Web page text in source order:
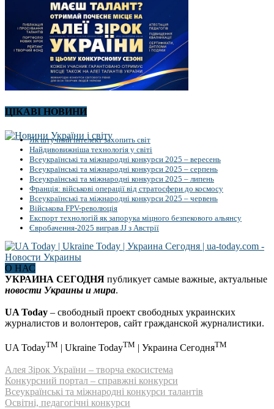
ЦІКАВІ НОВИНИ
Як штучний інтелект захопить світ
Найдивовижніша технологія у світі
Всеукраїнські та міжнародні конкурси 2025 – вересень
Всеукраїнські та міжнародні конкурси 2025 – серпень
Всеукраїнські та міжнародні конкурси 2025 – липень
Франція: військові операції від стратосфери до космосу
Всеукраїнські та міжнародні конкурси 2025 – червень
Військова FPV-революція
Експорт технологій як запорука міцного безпекового альянсу
Євробачення-2025 виграв JJ з Австрії
О НАС
УКРАИНА СЕГОДНЯ публикует самые важные, актуальные
новости Украины и мира.
UA Today – свободный проект свободных украинских
журналистов и волонтеров, сайт гражданской журналистики.
UA TodayTM | Ukraine TodayTM | Украина СегодняTM
Алея Зірок України – творча екосистема
Конкурсний портал – справжні конкурси
Всеукраїнські та міжнародні конкурси талантів
Освітні, педагогічні конкурси